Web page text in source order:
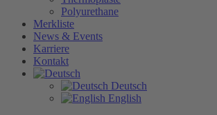
Polyurethane
Merkliste
News & Events
Karriere
Kontakt
Deutsch
English